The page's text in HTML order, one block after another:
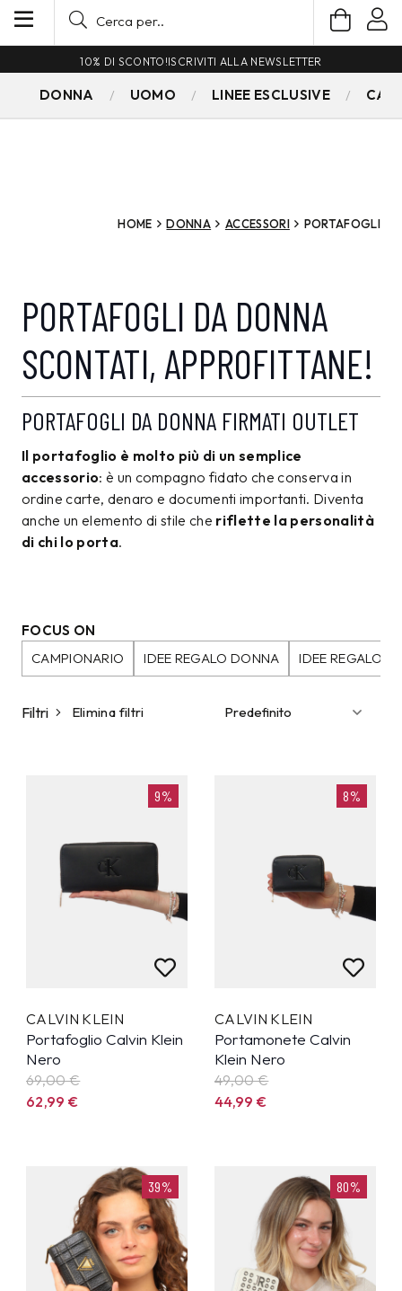
10% DI SCONTO!ISCRIVITI ALLA NEWSLETTER
DONNA UOMO LINEE ESCLUSIVE
HOME DONNA ACCESSORI PORTAFOGLI
PORTAFOGLI DA DONNA
SCONTATI, APPROFITTANE!
PORTAFOGLI DA DONNA FIRMATI OUTLET
Il portafoglio è molto più di un semplice
accessorio: è un compagno fidato che conserva in
ordine carte, denaro e documenti importanti. Diventa
anche un elemento di stile che riflette la personalità
di chi lo porta.
FOCUS ON
CAMPIONARIO
IDEE REGALO DONNA IDEE REGALO
Filtri Elimina filtri
9%
CALVIN KLEIN
Portafoglio Calvin Klein
Nero
69,00 €
62,99€
8%
CALVIN KLEIN
Portamonete Calvin
Klein Nero
49,00 €
44,99€
39% 80%